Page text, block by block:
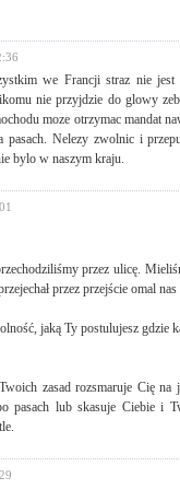
we Francji straz nie jest
nie przyjdzie do glowy
moze otrzymac mandat
Nelezy zwolnic i
bylo w naszym kraju.
przez ulicę.
przez przejście omal nas
jaką Ty postulujesz gdzie
zasad rozsmaruje Cię na
pasach lub skasuje Ciebie i